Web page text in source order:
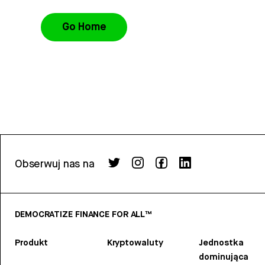
Go Home
Obserwuj nas na
DEMOCRATIZE FINANCE FOR ALL™
Produkt Kryptowaluty
Jednostka
dominująca